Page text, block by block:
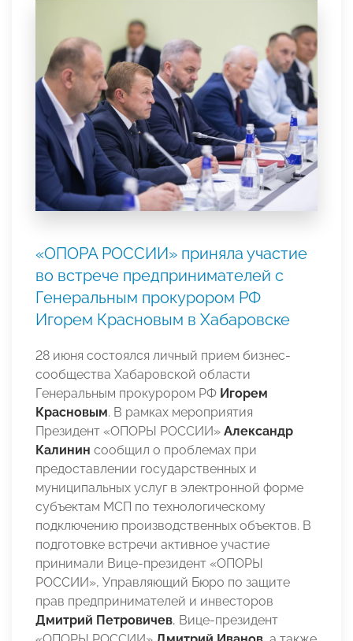
«ОПОРА РОССИИ» приняла участие
во встрече предпринимателей с
Генеральным прокурором РФ
Игорем Красновым в Хабаровске
28 июня состоялся личный прием бизнес-
сообщества Хабаровской области
Генеральным прокурором РФ Игорем
Красновым. В рамках мероприятия
Президент «ОПОРЫ РОССИИ» Александр
Калинин сообщил о проблемах при
предоставлении государственных и
муниципальных услуг в электронной форме
субъектам МСП по технологическому
подключению производственных объектов. В
подготовке встречи активное участие
принимали Вице-президент «ОПОРЫ
РОССИИ», Управляющий Бюро по защите
прав предпринимателей и инвесторов
Дмитрий Петровичев, Вице-президент